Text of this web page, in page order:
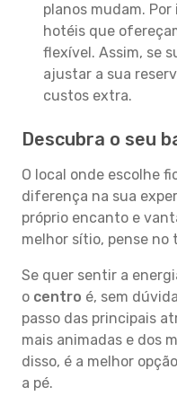
planos mudam.
hotéis que
flexível. Assim, se
ajustar a sua
custos extra.
Descubra o seu
O local onde escolhe
diferença na sua
próprio encanto e
melhor sítio, pense no
Se quer sentir a
o centro é, sem
passo das principais
mais animadas e dos
disso, é a melhor
a pé.